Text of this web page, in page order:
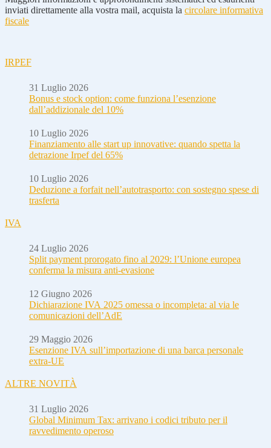
inviati direttamente alla vostra mail, acquista la circolare informativa
fiscale
IRPEF
31 Luglio 2026
Bonus e stock option: come funziona l’esenzione
dall’addizionale del 10%
10 Luglio 2026
Finanziamento alle start up innovative: quando spetta la
detrazione Irpef del 65%
10 Luglio 2026
Deduzione a forfait nell’autotrasporto: con sostegno spese di
trasferta
IVA
24 Luglio 2026
Split payment prorogato fino al 2029: l’Unione europea
conferma la misura anti-evasione
12 Giugno 2026
Dichiarazione IVA 2025 omessa o incompleta: al via le
comunicazioni dell’AdE
29 Maggio 2026
Esenzione IVA sull’importazione di una barca personale
extra-UE
ALTRE NOVITÀ
31 Luglio 2026
Global Minimum Tax: arrivano i codici tributo per il
ravvedimento operoso